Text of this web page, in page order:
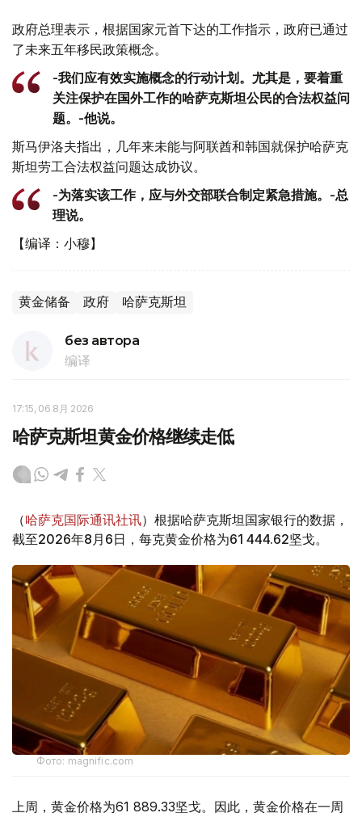
政府总理表示，根据国家元首下达的工作指示，政府已通过
了未来五年移民政策概念。
-我们应有效实施概念的行动计划。尤其是，要着重
关注保护在国外工作的哈萨克斯坦公民的合法权益问
题。-他说。
斯马伊洛夫指出，几年来未能与阿联酋和韩国就保护哈萨克
斯坦劳工合法权益问题达成协议。
-为落实该工作，应与外交部联合制定紧急措施。-总
理说。
【编译：小穆】
黄金储备 政府 哈萨克斯坦
без автора
编译
17:15, 06 8月 2026
哈萨克斯坦黄金价格继续走低
（哈萨克国际通讯社讯）根据哈萨克斯坦国家银行的数据，
截至2026年8月6日，每克黄金价格为61 444.62坚戈。
Фото: magnific.com
上周，黄金价格为61 889.33坚戈。因此，黄金价格在一周